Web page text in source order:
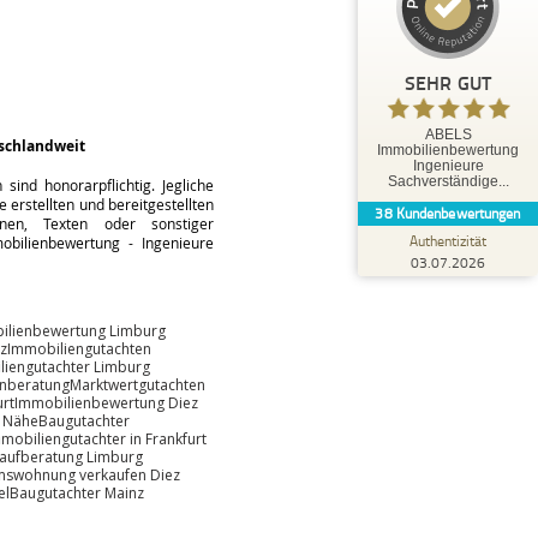
sind honorarpflichtig. Jegliche
erstellten und bereitgestellten
Texten oder sonstiger
- Ingenieure
Limburg
Immobiliengutachten
Limburg
Marktwertgutachten
Immobilienbewertung Diez
Baugutachter
in Frankfurt
Limburg
verkaufen Diez
Baugutachter Mainz
SEHR GUT
ABELS
Immobilienbewertung
Ingenieure
Sachverständige...
38 Kundenbewertungen
Authentizität
03.07.2026
Bewertungen auf
ProvenExpert.com
Blick aufs ProvenExpert-Profil werfen
Tobias O.
5,00
bestens betreut. Die Leistungen von Herrn
Abels können wir ausdr...